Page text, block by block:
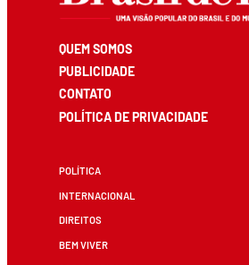
QUEM SOMOS
PUBLICIDADE
CONTATO
POLÍTICA DE PRIVACIDADE
POLÍTICA
INTERNACIONAL
DIREITOS
BEM VIVER